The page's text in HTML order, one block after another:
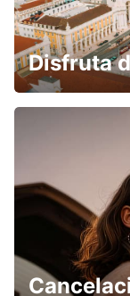
Disfruta